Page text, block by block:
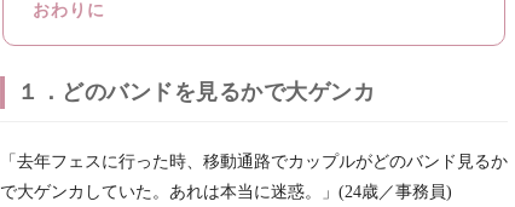
おわりに
１．どのバンドを見るかで大ゲンカ
「去年フェスに行った時、移動通路でカップルがどのバンド見るか
で大ゲンカしていた。あれは本当に迷惑。」(24歳／事務員)